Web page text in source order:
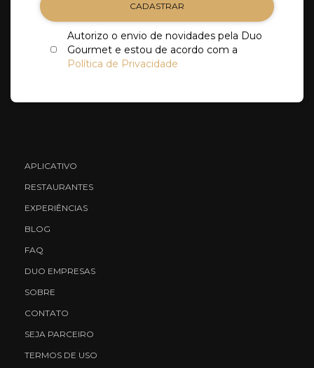
CADASTRAR
Autorizo o envio de novidades pela Duo
Gourmet e estou de acordo com a
Política de Privacidade
APLICATIVO
RESTAURANTES
EXPERIÊNCIAS
BLOG
FAQ
DUO EMPRESAS
SOBRE
CONTATO
SEJA PARCEIRO
TERMOS DE USO